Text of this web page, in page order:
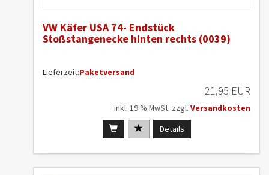
VW Käfer USA 74- Endstück
Stoßstangenecke hinten rechts (0039)
Lieferzeit:Paketversand
21,95 EUR
inkl. 19 % MwSt. zzgl. Versandkosten
Details